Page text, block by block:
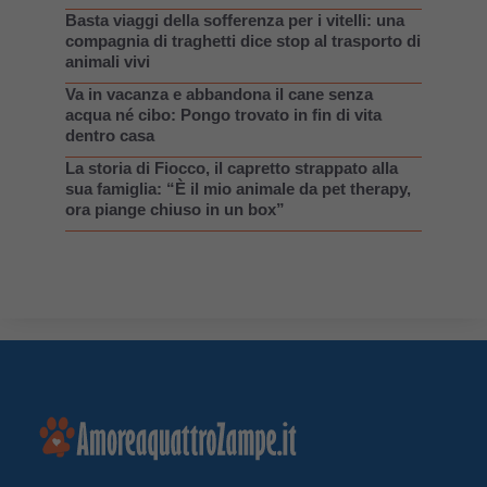
Basta viaggi della sofferenza per i vitelli: una
compagnia di traghetti dice stop al trasporto di
animali vivi
Va in vacanza e abbandona il cane senza
acqua né cibo: Pongo trovato in fin di vita
dentro casa
La storia di Fiocco, il capretto strappato alla
sua famiglia: “È il mio animale da pet therapy,
ora piange chiuso in un box”